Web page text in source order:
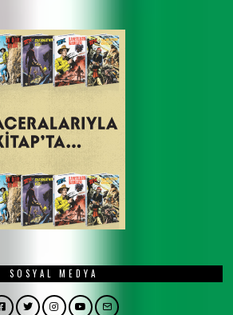
SOSYAL MEDYA
Facebook
TwitterInstagram
YouTubeEmail